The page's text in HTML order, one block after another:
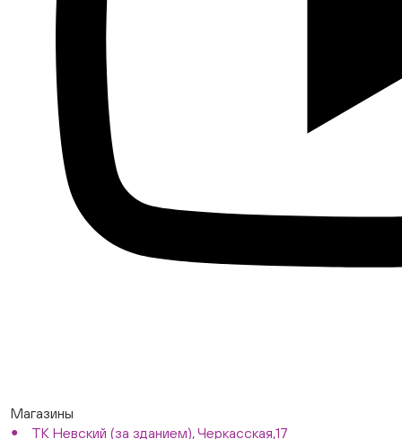
Магазины
ТК Невский (за зданием), Черкасская,17